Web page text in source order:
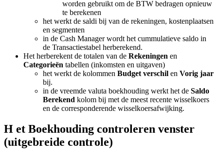
worden gebruikt om de BTW bedragen opnieuw
te berekenen
het werkt de saldi bij van de rekeningen, kostenplaatsen
en segmenten
in de Cash Manager wordt het cummulatieve saldo in
de Transactiestabel herberekend.
Het herberekent de totalen van de Rekeningen en
Categorieën tabellen (inkomsten en uitgaven)
het werkt de kolommen Budget verschil en Vorig jaar
bij.
in de vreemde valuta boekhouding werkt het de Saldo
Berekend kolom bij met de meest recente wisselkoers
en de corresponderende wisselkoersafwijking.
H et Boekhouding controleren venster
(uitgebreide controle)